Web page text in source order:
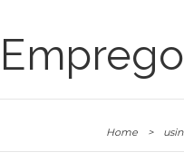
Home >